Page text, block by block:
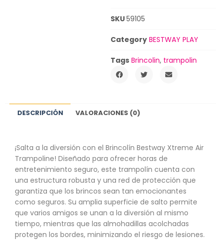
SKU59105
Category BESTWAY PLAY
Tags Brincolin, trampolin
DESCRIPCIÓN VALORACIONES (0)
¡Salta a la diversión con el Brincolín Bestway Xtreme Air
Trampoline! Diseñado para ofrecer horas de
entretenimiento seguro, este trampolín cuenta con
una estructura robusta y una red de protección que
garantiza que los brincos sean tan emocionantes
como seguros. Su amplia superficie de salto permite
que varios amigos se unan a la diversión al mismo
tiempo, mientras que las almohadillas acolchadas
protegen los bordes, minimizando el riesgo de lesiones.